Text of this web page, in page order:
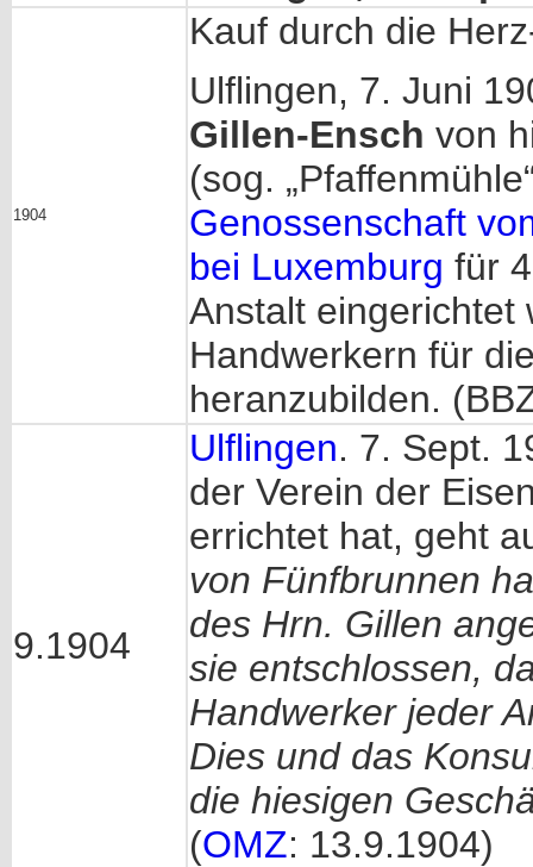
1904
Kauf durch die
Ulflingen, 7. Juni
Gillen-Ensch von
(sog.
Genossenschaft
bei Luxemburg für
Anstalt eingerichtet
Handwerkern für
heranzubilden.
9.1904
Ulflingen. 7. Sept.
der Verein der
errichtet hat, geht
von Fünfbrunnen
des Hrn. Gillen
sie entschlossen,
Handwerker jeder
Dies und das
die hiesigen
(OMZ: 13.9.1904)